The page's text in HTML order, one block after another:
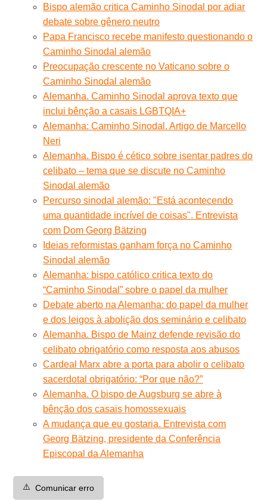
Bispo alemão critica Caminho Sinodal por adiar
debate sobre gênero neutro
Papa Francisco recebe manifesto questionando o
Caminho Sinodal alemão
Preocupação crescente no Vaticano sobre o
Caminho Sinodal alemão
Alemanha. Caminho Sinodal aprova texto que
inclui bênção a casais LGBTQIA+
Alemanha: Caminho Sinodal. Artigo de Marcello
Neri
Alemanha. Bispo é cético sobre isentar padres do
celibato – tema que se discute no Caminho
Sinodal alemão
Percurso sinodal alemão: "Está acontecendo
uma quantidade incrível de coisas". Entrevista
com Dom Georg Bätzing
Ideias reformistas ganham força no Caminho
Sinodal alemão
Alemanha: bispo católico critica texto do
“Caminho Sinodal” sobre o papel da mulher
Debate aberto na Alemanha: do papel da mulher
e dos leigos à abolição dos seminário e celibato
Alemanha. Bispo de Mainz defende revisão do
celibato obrigatório como resposta aos abusos
Cardeal Marx abre a porta para abolir o celibato
sacerdotal obrigatório: “Por que não?”
Alemanha. O bispo de Augsburg se abre à
bênção dos casais homossexuais
A mudança que eu gostaria. Entrevista com
Georg Bätzing, presidente da Conferência
Episcopal da Alemanha
⚠️ Comunicar erro